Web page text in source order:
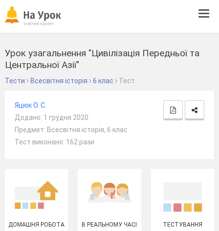
Урок узагальнення "Цивілізація Передньої та
Центральної Азії"
Тести Всесвітня історія 6 клас Тест
Яцюк О. С.
Додано: 1 грудня 2020
Предмет: Всесвітня історія, 6 клас
Тест виконано: 162 рази
ДОМАШНЯ РОБОТА В РЕАЛЬНОМУ ЧАСІ ТЕСТУВАННЯ